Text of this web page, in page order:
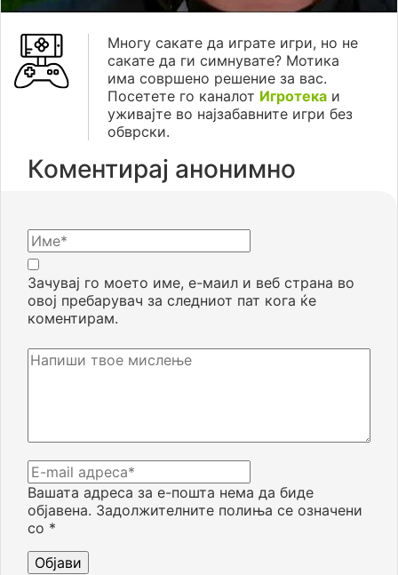
Многу сакате да играте игри, но не
сакате да ги симнувате? Мотика
има совршено решение за вас.
Посетете го каналот Игротекаи
уживајте во најзабавните игри без
обврски.
Коментирај анонимно
Вашата адреса за е-пошта нема да биде
објавена. Задолжителните полиња се означени
со *
Зачувај го моето име, е-маил и веб страна во
овој пребарувач за следниот пат кога ќе
коментирам.